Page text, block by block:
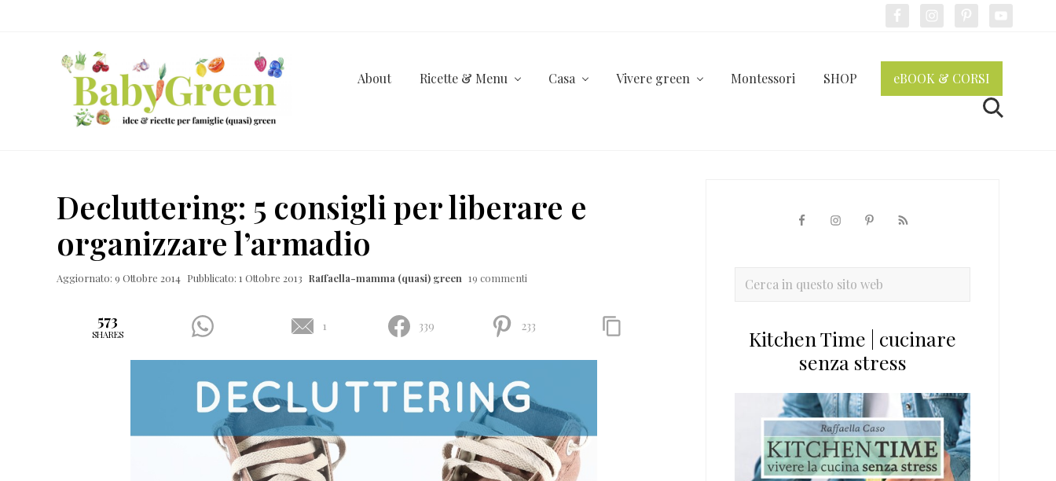
ricette
per
famiglie
(quasi)
About Ricette & Menu Casa Vivere green Montessori SHOP eBOOK & CORSI
Cerca
Decluttering: 5 consigli per liberare e
organizzare l’armadio
Aggiornato: 9 Ottobre 2014 Pubblicato: 1 Ottobre 2013 Raffaella-mamma (quasi) green 19 commenti
573
SHARES
1 339 233
primaria
Cerca
sitoKitchen Time | cucinare
senza stress